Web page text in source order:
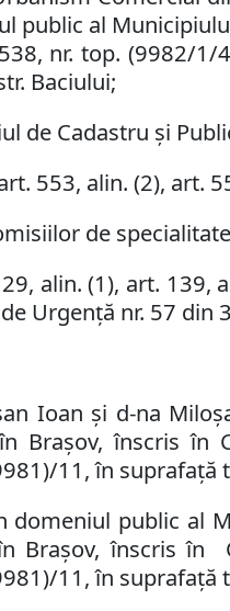
public al
nr. top. (9982/
Baciului;
de Cadastru și
553, alin. (2), art.
de
alin. (1), art. 139,
Urgență nr. 57
Ioan și d-na
Braşov, înscris în
11, în suprafață
domeniul public al
Braşov, înscris în
11, în suprafață